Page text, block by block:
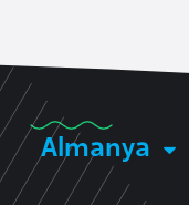
Almanya
r
k
a
D